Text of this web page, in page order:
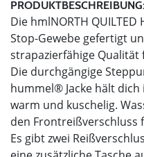
PRODUKTBESCHREIBUNG:
Die hmlNORTH QUILTED
Stop-Gewebe gefertigt
strapazierfähige
Die durchgängige
hummel® Jacke hält
warm und kuschelig.
den Frontreißverschluss
Es gibt zwei